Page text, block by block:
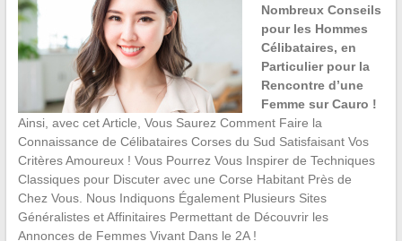
Nombreux Conseils
pour les Hommes
Célibataires, en
Particulier pour la
Rencontre d’une
Femme sur Cauro !
Ainsi, avec cet Article, Vous Saurez Comment Faire la
Connaissance de Célibataires Corses du Sud Satisfaisant Vos
Critères Amoureux ! Vous Pourrez Vous Inspirer de Techniques
Classiques pour Discuter avec une Corse Habitant Près de
Chez Vous. Nous Indiquons Également Plusieurs Sites
Généralistes et Affinitaires Permettant de Découvrir les
Annonces de Femmes Vivant Dans le 2A !